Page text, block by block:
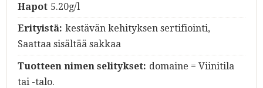
Hapot 5.20g/l
Erityistä: kestävän kehityksen sertifiointi,
Saattaa sisältää sakkaa
Tuotteen nimen selitykset: domaine = Viinitila
tai -talo.